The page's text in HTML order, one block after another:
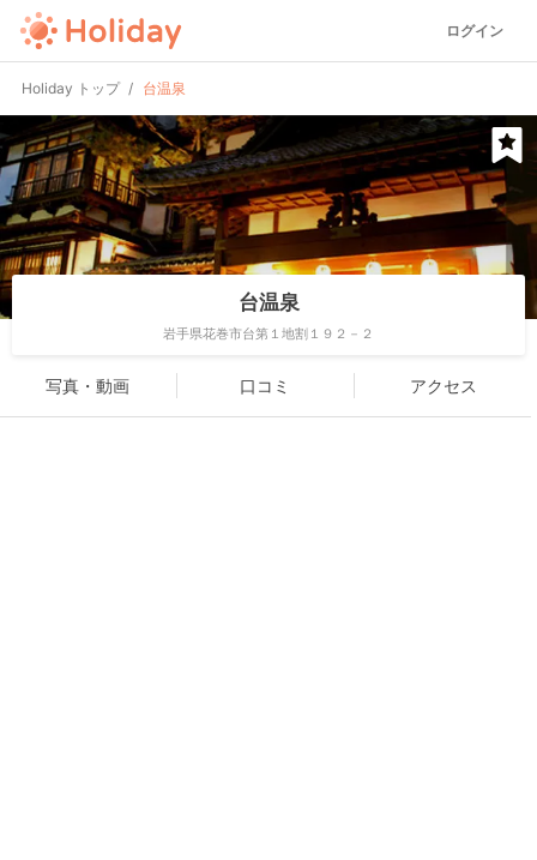
ログイン
Holiday トップ 台温泉
台温泉
岩手県花巻市台第１地割１９２－２
写真・動画 口コミ アクセス